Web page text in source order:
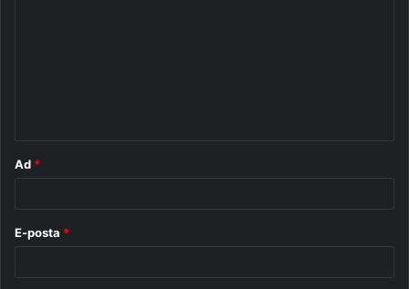
Ad *
E-posta *